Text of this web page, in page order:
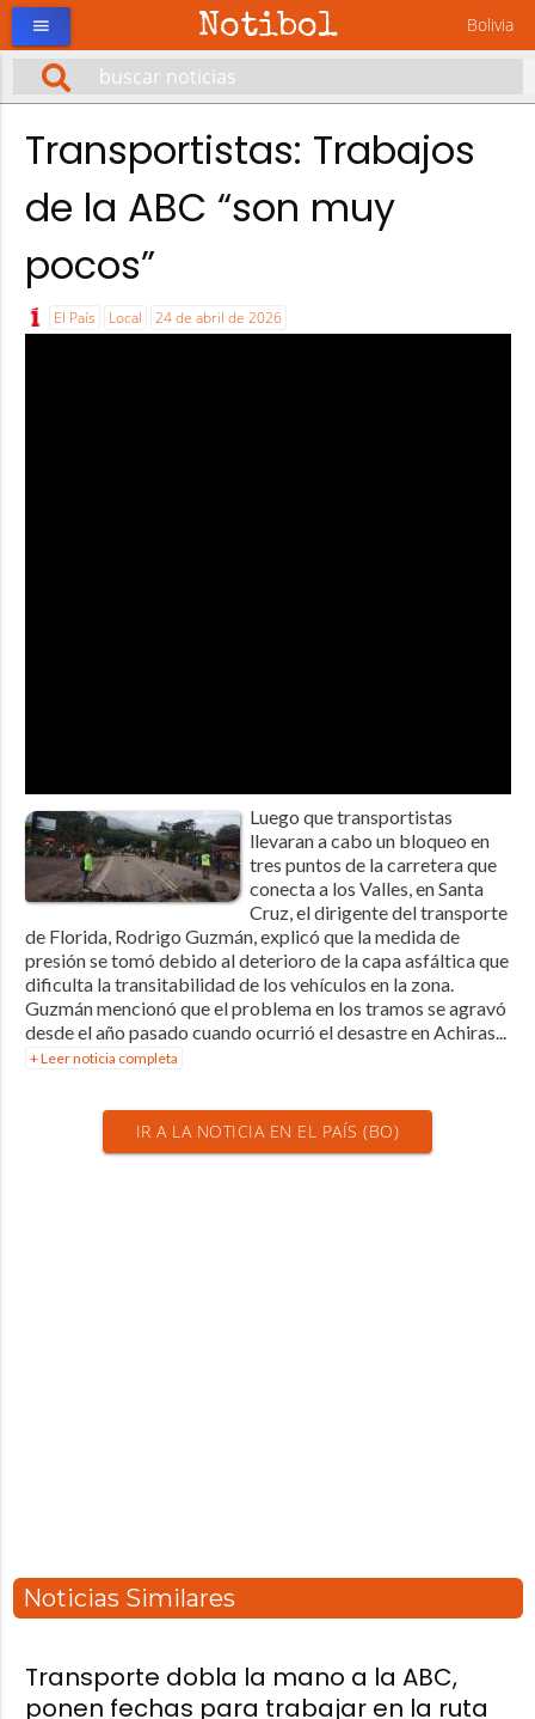
Notibol Bolivia
menu
Transportistas: Trabajos
de la ABC “son muy
pocos”
El País Local 24 de abril de 2026
Luego que transportistas
llevaran a cabo un bloqueo en
tres puntos de la carretera que
conecta a los Valles, en Santa
Cruz, el dirigente del transporte
de Florida, Rodrigo Guzmán, explicó que la medida de
presión se tomó debido al deterioro de la capa asfáltica que
dificulta la transitabilidad de los vehículos en la zona.
Guzmán mencionó que el problema en los tramos se agravó
desde el año pasado cuando ocurrió el desastre en Achiras...
+ Leer noticia completa
IR A LA NOTICIA EN EL PAÍS (BO)
Noticias Similares
Transporte dobla la mano a la ABC,
ponen fechas para trabajar en la ruta